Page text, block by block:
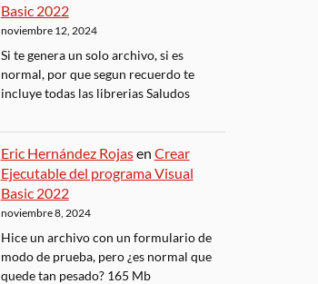
Basic 2022
noviembre 12, 2024
Si te genera un solo archivo, si es
normal, por que segun recuerdo te
incluye todas las librerias Saludos
Eric Hernández Rojasen Crear
Ejecutable del programa Visual
Basic 2022
noviembre 8, 2024
Hice un archivo con un formulario de
modo de prueba, pero ¿es normal que
quede tan pesado? 165 Mb